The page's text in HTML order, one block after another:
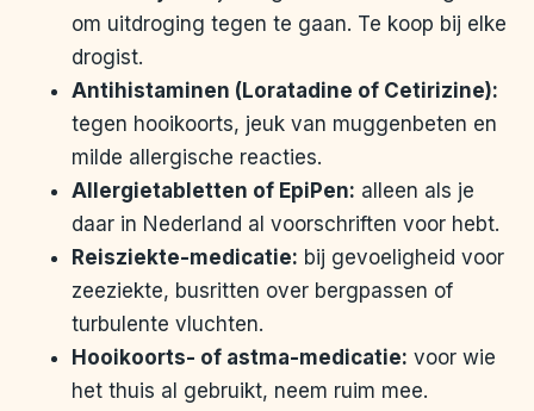
om uitdroging tegen te gaan. Te koop bij elke
drogist.
Antihistaminen (Loratadine of Cetirizine):
tegen hooikoorts, jeuk van muggenbeten en
milde allergische reacties.
Allergietabletten of EpiPen: alleen als je
daar in Nederland al voorschriften voor hebt.
Reisziekte-medicatie: bij gevoeligheid voor
zeeziekte, busritten over bergpassen of
turbulente vluchten.
Hooikoorts- of astma-medicatie: voor wie
het thuis al gebruikt, neem ruim mee.